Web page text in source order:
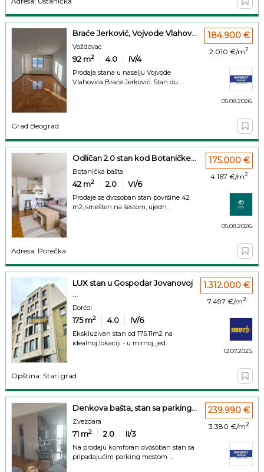
Braće Jerković, Vojvode Vlahov...
Voždovac
92 m2 4.0 IV/4
Prodaja stana u naselju Vojvode
Vlahovića Braće Jerković. Stan du...
184.900 €
2.010 €/m2
05.08.2026.
Grad Beograd
Odličan 2.0 stan kod Botaničke...
Botanička bašta
42 m2 2.0 VI/6
Prodaje se dvosoban stan površine 42
m2, smešten na šestom, ujedn...
175.000 €
4.167 €/m2
05.08.2026.
Adresa: Porečka
LUX stan u Gospodar Jovanovoj
...
Dorćol
175m2 4.0 IV/6
Ekskluzivan stan od 175.11m2 na
idealnoj lokaciji - u mirnoj, jed...
1.312.000 €
7.497 €/m2
12.07.2025.
Opština: Stari grad
Denkova bašta, stan sa parking...
Zvezdara
71 m2 2.0 II/3
Na prodaju komforan dvosoban stan sa
pripadajućim parking mestom ...
239.990 €
3.380 €/m2